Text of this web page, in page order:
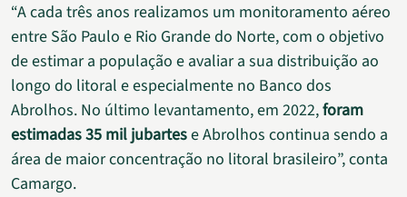
“A cada três anos realizamos um monitoramento aéreo
entre São Paulo e Rio Grande do Norte, com o objetivo
de estimar a população e avaliar a sua distribuição ao
longo do litoral e especialmente no Banco dos
Abrolhos. No último levantamento, em 2022,foram
estimadas 35 mil jubartese Abrolhos continua sendo a
área de maior concentração no litoral brasileiro”, conta
Camargo.